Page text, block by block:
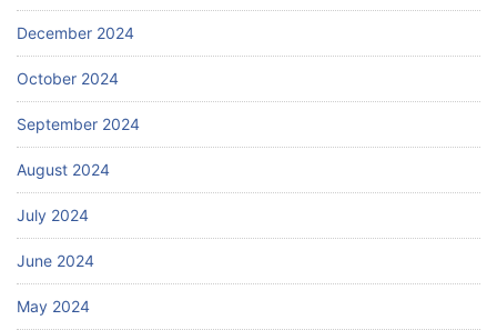
December 2024
October 2024
September 2024
August 2024
July 2024
June 2024
May 2024